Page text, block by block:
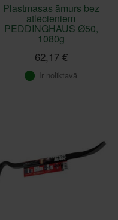
Plastmasas āmurs bez
atlēcieniem
PEDDINGHAUS Ø50,
1080g
62,17 €
Ir noliktavā